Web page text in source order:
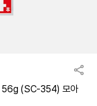
56g (SC-354) 모아